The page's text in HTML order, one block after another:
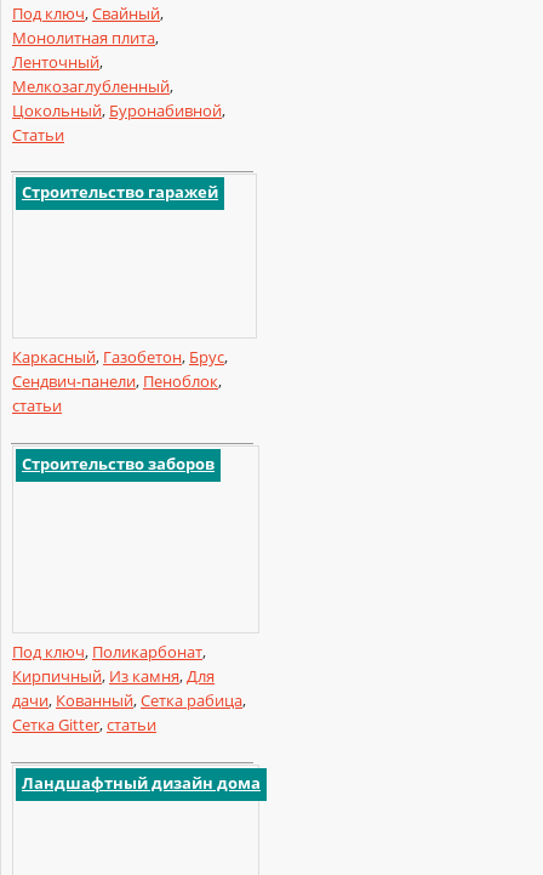
Под ключ,Свайный,
Монолитная плита,
Ленточный,
Мелкозаглубленный,
Цокольный, Буронабивной,
Статьи
Строительство гаражей
Каркасный, Газобетон, Брус,
Сендвич-панели, Пеноблок,
статьи
Строительство заборов
Под ключ, Поликарбонат,
Кирпичный, Из камня,Для
дачи, Кованный,Сетка рабица,
Сетка Gitter,статьи
Ландшафтный дизайн дома